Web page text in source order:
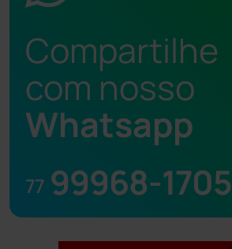
Compartilhe
com nosso
Whatsapp
77 99968-1705